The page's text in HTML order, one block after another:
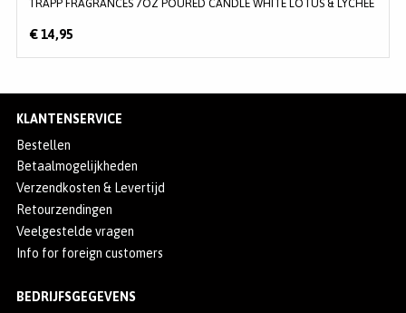
TRAPP FRAGRANCES 7OZ POURED CANDLE WHITE LOTUS & LYCHEE
€ 14,95
KLANTENSERVICE
Bestellen
Betaalmogelijkheden
Verzendkosten & Levertijd
Retourzendingen
Veelgestelde vragen
Info for foreign customers
BEDRIJFSGEGEVENS